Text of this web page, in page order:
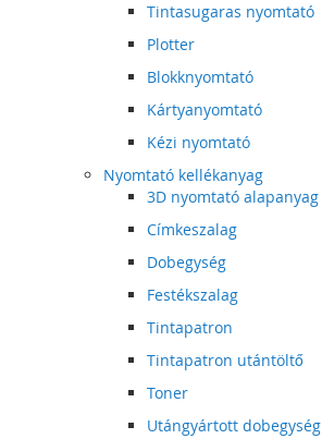
Tintasugaras nyomtató
Plotter
Blokknyomtató
Kártyanyomtató
Kézi nyomtató
Nyomtató kellékanyag
3D nyomtató alapanyag
Címkeszalag
Dobegység
Festékszalag
Tintapatron
Tintapatron utántöltő
Toner
Utángyártott dobegység